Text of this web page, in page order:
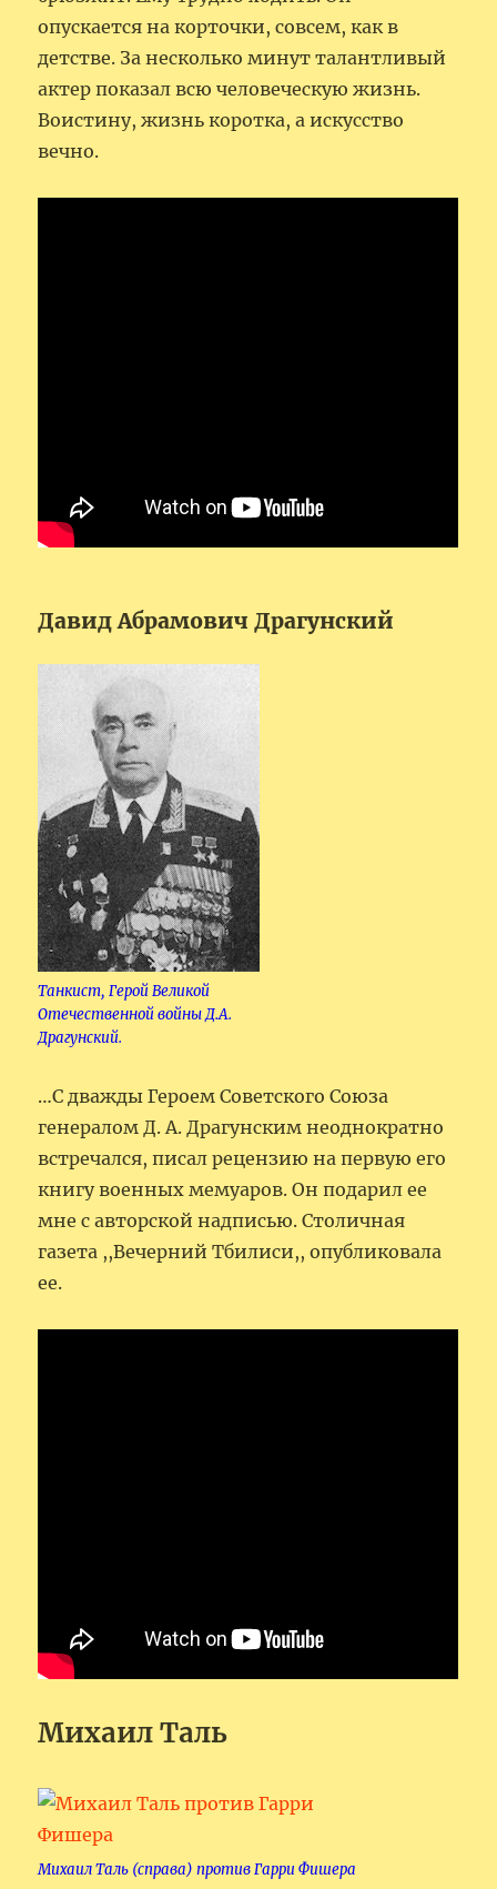
опускается на корточки, совсем, как в
детстве. За несколько минут талантливый
актер показал всю человеческую жизнь.
Воистину, жизнь коротка, а искусство
вечно.
Давид Абрамович Драгунский
Танкист, Герой Великой
Отечественной войны Д.А.
Драгунский.
…С дважды Героем Советского Союза
генералом Д. А. Драгунским неоднократно
встречался, писал рецензию на первую его
книгу военных мемуаров. Он подарил ее
мне с авторской надписью. Столичная
газета ,,Вечерний Тбилиси,, опубликовала
ее.
Михаил Таль
Михаил Таль (справа) против Гарри Фишера